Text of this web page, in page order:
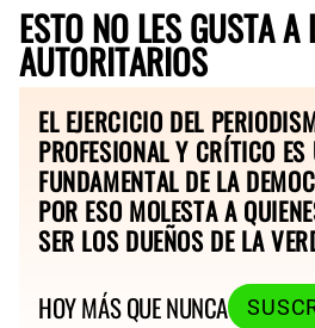
ESTO NO LES GUSTA A
AUTORITARIOS
EL EJERCICIO DEL
PROFESIONAL Y CRÍTICO
FUNDAMENTAL DE LA
POR ESO MOLESTA A
SER LOS DUEÑOS DE LA
HOY MÁS QUE NUNCA